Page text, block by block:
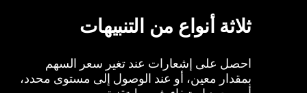
ثلاثة أنواع من التنبيهات
احصل على إشعارات عند تغير سعر السهم
بمقدار معين، أو عند الوصول إلى مستوى محدد،